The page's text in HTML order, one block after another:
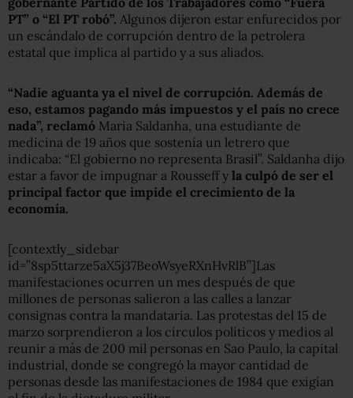
PT” o “El PT robó”. Algunos dijeron estar enfurecidos por
un escándalo de corrupción dentro de la petrolera
estatal que implica al partido y a sus aliados.
“Nadie aguanta ya el nivel de corrupción. Además de
eso, estamos pagando más impuestos y el país no crece
nada”, reclamó Maria Saldanha, una estudiante de
medicina de 19 años que sostenía un letrero que
indicaba: “El gobierno no representa Brasil”. Saldanha dijo
estar a favor de impugnar a Rousseff y la culpó de ser el
principal factor que impide el crecimiento de la
economía.
[contextly_sidebar
id=”8sp5ttarze5aX5j37BeoWsyeRXnHvRlB”]Las
manifestaciones ocurren un mes después de que
millones de personas salieron a las calles a lanzar
consignas contra la mandataria. Las protestas del 15 de
marzo sorprendieron a los círculos políticos y medios al
reunir a más de 200 mil personas en Sao Paulo, la capital
industrial, donde se congregó la mayor cantidad de
personas desde las manifestaciones de 1984 que exigían